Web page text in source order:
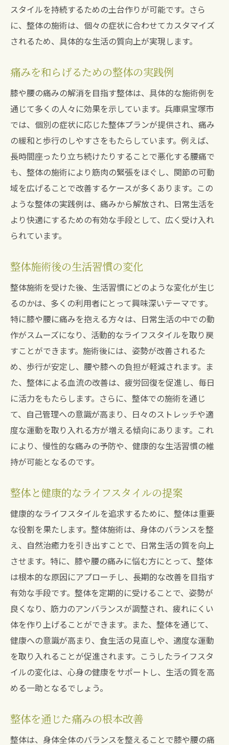
スタイルを持続するための土台作りが可能です。さら
に、整体の施術は、個々の症状に合わせてカスタマイズ
されるため、具体的な生活の質向上が実現します。
痛みを和らげるための整体の実践例
膝や腰の痛みの解消を目指す整体は、具体的な施術例を
通じて多くの人々に効果を示しています。兵庫県宝塚市
では、個別の症状に応じた整体プランが提供され、痛み
の緩和と歩行のしやすさをもたらしています。例えば、
長時間座ったり立ち続けたりすることで悪化する腰痛で
も、整体の施術により筋肉の緊張をほぐし、関節の可動
域を広げることで改善するケースが多くあります。この
ような整体の実践例は、痛みから解放され、日常生活を
より快適にするための有効な手段として、広く受け入れ
られています。
整体施術後の生活習慣の変化
整体施術を受けた後、生活習慣にどのような変化が生じ
るのかは、多くの利用者にとって興味深いテーマです。
特に膝や腰に痛みを抱える方々は、日常生活の中での動
作がスムーズになり、活動的なライフスタイルを取り戻
すことができます。施術後には、姿勢が改善されるた
め、歩行が安定し、腰や膝への負担が軽減されます。ま
た、整体による血流の改善は、疲労回復を促進し、毎日
に活力をもたらします。さらに、整体での施術を通じ
て、自己管理への意識が高まり、日々のストレッチや適
度な運動を取り入れる方が増える傾向にあります。これ
により、慢性的な痛みの予防や、健康的な生活習慣の維
持が可能となるのです。
整体と健康的なライフスタイルの提案
健康的なライフスタイルを追求するために、整体は重要
な役割を果たします。整体施術は、身体のバランスを整
え、自然治癒力を引き出すことで、日常生活の質を向上
させます。特に、膝や腰の痛みに悩む方にとって、整体
は根本的な原因にアプローチし、長期的な改善を目指す
有効な手段です。整体を定期的に受けることで、姿勢が
良くなり、筋力のアンバランスが調整され、疲れにくい
体を作り上げることができます。また、整体を通じて、
健康への意識が高まり、食生活の見直しや、適度な運動
を取り入れることが促進されます。こうしたライフスタ
イルの変化は、心身の健康をサポートし、生活の質を高
める一助となるでしょう。
整体を通じた痛みの根本改善
整体は、身体全体のバランスを整えることで膝や腰の痛